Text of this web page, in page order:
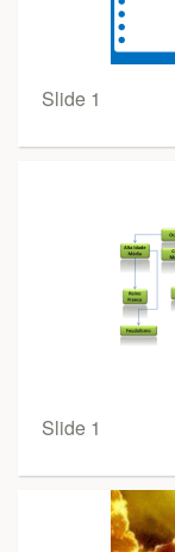
Slide 1
Slide 1